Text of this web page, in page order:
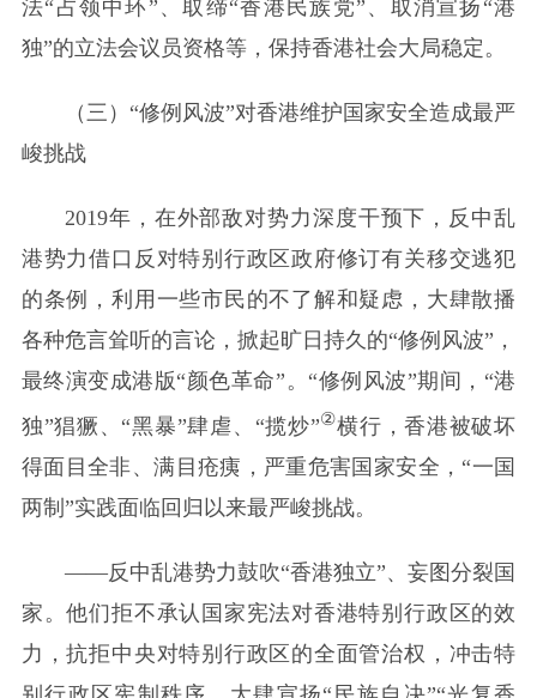
法“占领中环”、取缔“香港民族党”、取消宣扬“港
独”的立法会议员资格等，保持香港社会大局稳定。
（三）“修例风波”对香港维护国家安全造成最严
峻挑战
2019年，在外部敌对势力深度干预下，反中乱
港势力借口反对特别行政区政府修订有关移交逃犯
的条例，利用一些市民的不了解和疑虑，大肆散播
各种危言耸听的言论，掀起旷日持久的“修例风波”，
最终演变成港版“颜色革命”。“修例风波”期间，“港
独”猖獗、“黑暴”肆虐、“揽炒”②横行，香港被破坏
得面目全非、满目疮痍，严重危害国家安全，“一国
两制”实践面临回归以来最严峻挑战。
——反中乱港势力鼓吹“香港独立”、妄图分裂国
家。他们拒不承认国家宪法对香港特别行政区的效
力，抗拒中央对特别行政区的全面管治权，冲击特